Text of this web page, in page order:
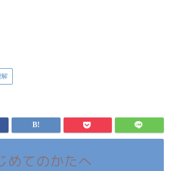
めてのかたへ